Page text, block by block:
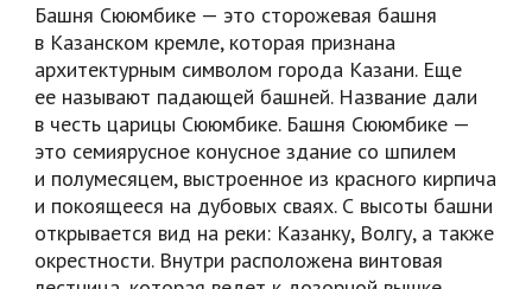
Башня Сююмбике — это сторожевая башня
в Казанском кремле, которая признана
архитектурным символом города Казани. Еще
ее называют падающей башней. Название дали
в честь царицы Сююмбике. Башня Сююмбике —
это семиярусное конусное здание со шпилем
и полумесяцем, выстроенное из красного кирпича
и покоящееся на дубовых сваях. С высоты башни
открывается вид на реки: Казанку, Волгу, а также
окрестности. Внутри расположена винтовая